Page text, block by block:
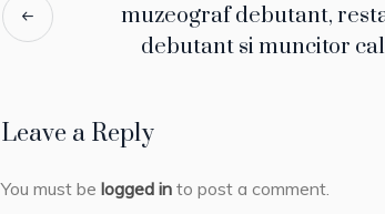
muzeograf debutant,
debutant si muncitor
Leave a Reply
You must be logged in to post a comment.